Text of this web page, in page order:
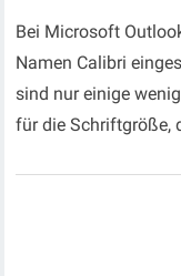
Bei Microsoft
Namen Calibri
sind nur einige
für die Schriftgröße,